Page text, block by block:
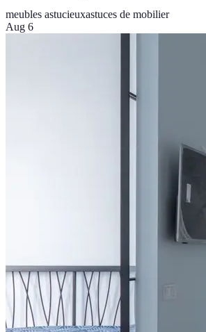
meubles astucieuxastuces de mobilier
Aug 6